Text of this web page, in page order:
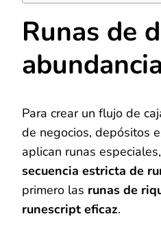
Runas de
abundancia
Para crear un flujo de
de negocios, depósitos
aplican runas
secuencia estricta de
primero las runas de
runescript eficaz.